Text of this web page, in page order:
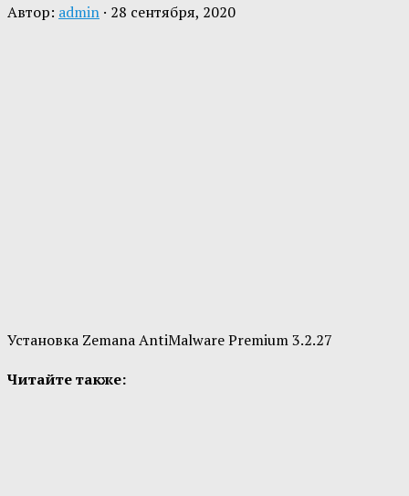
Автор: admin · 28 сентября, 2020
Установка Zemana AntiMalware Premium 3.2.27
Читайте также: